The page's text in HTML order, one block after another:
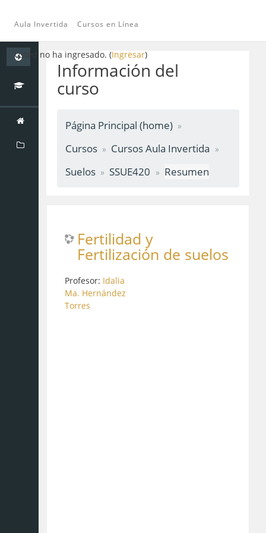
Saltar
contenido
principal
Aula Invertida Cursos en Línea
Usted no ha ingresado. (Ingresar)
Información del
curso
Página Principal (home)
Cursos
Cursos Aula Invertida
Suelos
SSUE420 Resumen
Fertilidad y
Fertilización de suelos
Profesor: Idalia
Ma. Hernández
Torres